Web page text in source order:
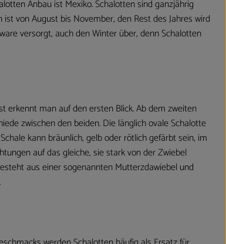
Anbau ist Mexiko. Schalotten sind ganzjährig
von August bis November, den Rest des Jahres wird
versorgt, auch den Winter über, denn Schalotten
erkennt man auf den ersten Blick. Ab dem zweiten
zwischen den beiden. Die länglich ovale Schalotte
kann bräunlich, gelb oder rötlich gefärbt sein, im
auf das gleiche, sie stark von der Zwiebel
aus einer sogenannten Mutterzdawiebel und